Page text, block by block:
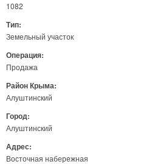
1082
Тип:
Земельный участок
Операция:
Продажа
Район Крыма:
Алуштинский
Город:
Алуштинский
Адрес:
Восточная набережная